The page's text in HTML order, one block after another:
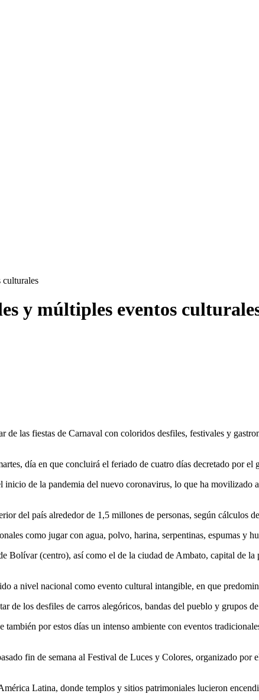
culturales
y múltiples eventos
las fiestas de Carnaval con coloridos desfiles, festivales y
día en que concluirá el feriado de cuatro días decretado por
inicio de la pandemia del nuevo coronavirus, lo que ha movilizado
del país alrededor de 1,5 millones de personas, según cálculos
como jugar con agua, polvo, harina, serpentinas, espumas y
Bolívar (centro), así como el de la ciudad de Ambato, capital de
a nivel nacional como evento cultural intangible, en que
de los desfiles de carros alegóricos, bandas del pueblo y grupos
por estos días un intenso ambiente con eventos
fin de semana al Festival de Luces y Colores, organizado
Latina, donde templos y sitios patrimoniales lucieron